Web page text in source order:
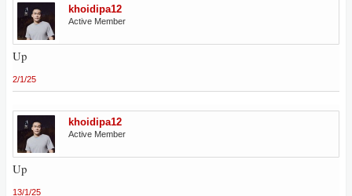
khoidipa12
Active Member
Up
2/1/25
khoidipa12
Active Member
Up
13/1/25